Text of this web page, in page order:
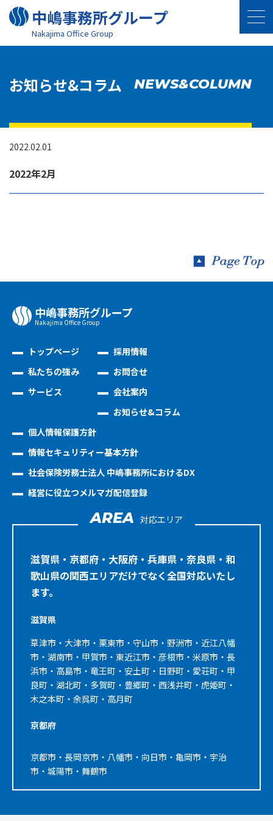
中嶋事務所グループ
Nakajima Oﬃce Group
お知らせ&コラム NEWS&COLUMN
2022.02.01
2022年2月
中嶋事務所グループ
Nakajima Oﬃce Group
トップページ
私たちの強み
サービス
採用情報
お問合せ
会社案内
お知らせ&コラム
個人情報保護方針
情報セキュリティー基本方針
社会保険労務士法人 中嶋事務所におけるDX
経営に役立つメルマガ配信登録
AREA 対応エリア
滋賀県・京都府・大阪府・兵庫県・奈良県・和
歌山県の関西エリアだけでなく全国対応いたし
ます。
滋賀県
草津市・大津市・栗東市・守山市・野洲市・近江八幡
市・湖南市・甲賀市・東近江市・彦根市・米原市・長
浜市・高島市・竜王町・安土町・日野町・愛荘町・甲
良町・湖北町・多賀町・豊郷町・西浅井町・虎姫町・
木之本町・余呉町・高月町
京都府
京都市・長岡京市・八幡市・向日市・亀岡市・宇治
市・城陽市・舞鶴市